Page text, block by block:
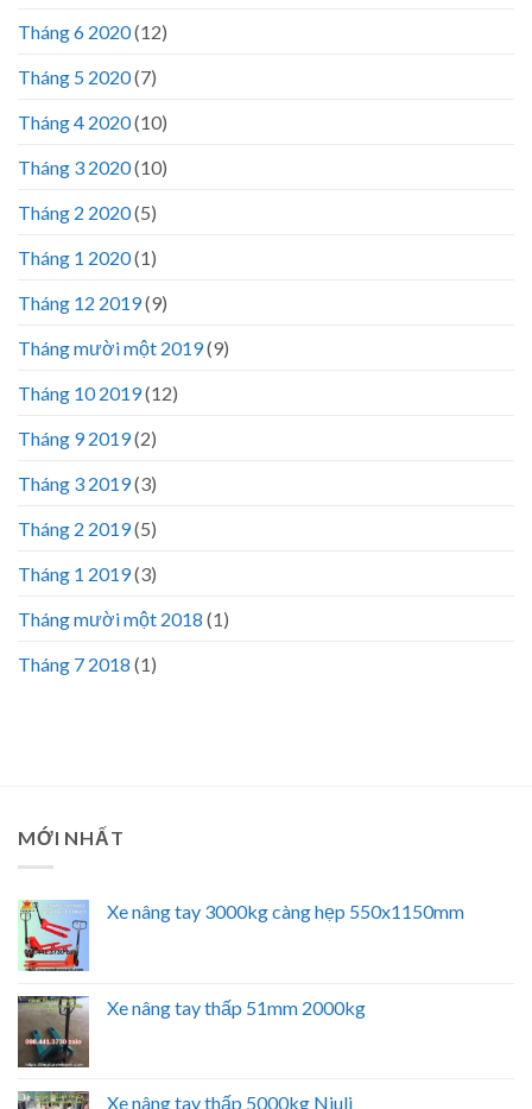
Tháng 6 2020(12)
Tháng 5 2020(7)
Tháng 4 2020(10)
Tháng 3 2020(10)
Tháng 2 2020(5)
Tháng 1 2020(1)
Tháng 12 2019(9)
Tháng mười một 2019(9)
Tháng 10 2019(12)
Tháng 9 2019(2)
Tháng 3 2019(3)
Tháng 2 2019(5)
Tháng 1 2019(3)
Tháng mười một 2018 (1)
Tháng 7 2018 (1)
MỚI NHẤT
Xe nâng tay 3000kg càng hẹp 550x1150mm
Xe nâng tay thấp 51mm 2000kg
Xe nâng tay thấp 5000kg Niuli